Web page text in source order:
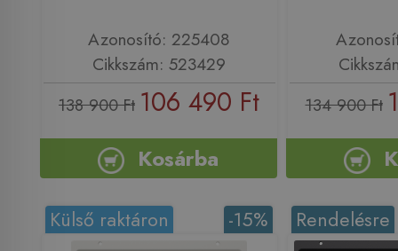
Azonosító: 225408
Cikkszám: 523429
138 900 Ft 106 490 Ft
Kosárba
134 900 Ft
-15%
Külső raktáron Rendelésre